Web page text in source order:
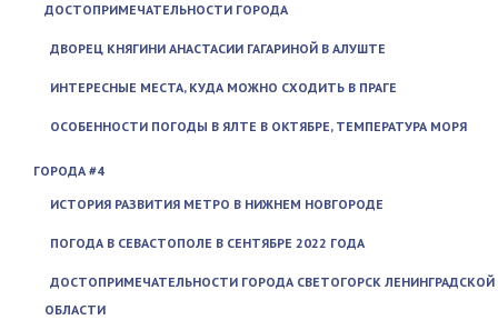
ДОСТОПРИМЕЧАТЕЛЬНОСТИ ГОРОДА
ДВОРЕЦ КНЯГИНИ АНАСТАСИИ ГАГАРИНОЙ В АЛУШТЕ
ИНТЕРЕСНЫЕ МЕСТА, КУДА МОЖНО СХОДИТЬ В ПРАГЕ
ОСОБЕННОСТИ ПОГОДЫ В ЯЛТЕ В ОКТЯБРЕ, ТЕМПЕРАТУРА МОРЯ
ГОРОДА #4
ИСТОРИЯ РАЗВИТИЯ МЕТРО В НИЖНЕМ НОВГОРОДЕ
ПОГОДА В СЕВАСТОПОЛЕ В СЕНТЯБРЕ 2022 ГОДА
ДОСТОПРИМЕЧАТЕЛЬНОСТИ ГОРОДА СВЕТОГОРСК ЛЕНИНГРАДСКОЙ
ОБЛАСТИ